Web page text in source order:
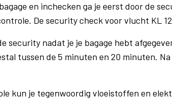
en inchecken ga je eerst door de
De security check voor vlucht KL
security nadat je je bagage hebt
tussen de 5 minuten en 20 minuten.
kun je tegenwoordig vloeistoffen en